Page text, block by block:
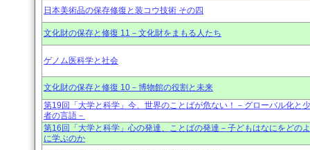
日本美術品の保存修復と装コウ技術 その四
文化財の保存と修復 11－文化財をまもる人たち
ゲノム医科学と社会
文化財の保存と修復 10－博物館の役割と未来
第19回「大学と科学」今、世界のことばが危ない！－グローバル化と
者の言語－
第16回「大学と科学」心の発達、ことばの発達－子どもはなにをどの
に学ぶのか